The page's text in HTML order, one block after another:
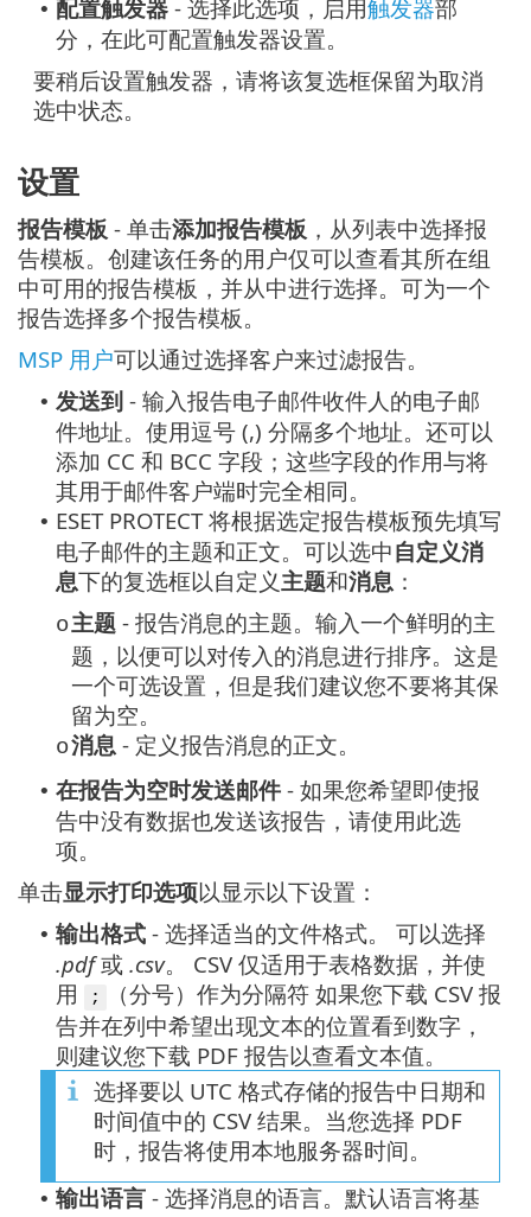
• 配置触发器 - 选择此选项，启用触发器部
分，在此可配置触发器设置。
要稍后设置触发器，请将该复选框保留为取消
选中状态。
设置
报告模板 - 单击添加报告模板 ，从列表中选择报
告模板。创建该任务的用户仅可以查看其所在组
中可用的报告模板，并从中进行选择。可为一个
报告选择多个报告模板。
MSP 用户可以通过选择客户来过滤报告。
• 发送到 - 输入报告电子邮件收件人的电子邮
件地址。使用逗号 (,) 分隔多个地址。还可以
添加 CC 和 BCC 字段；这些字段的作用与将
其用于邮件客户端时完全相同。
• ESET PROTECT 将根据选定报告模板预先填写
电子邮件的主题和正文。可以选中自定义消
息下的复选框以自定义主题和消息 ：
o主题 - 报告消息的主题。输入一个鲜明的主
题，以便可以对传入的消息进行排序。这是
一个可选设置，但是我们建议您不要将其保
留为空。
o消息 - 定义报告消息的正文。
• 在报告为空时发送邮件 - 如果您希望即使报
告中没有数据也发送该报告，请使用此选
项。
单击显示打印选项以显示以下设置：
• 输出格式 - 选择适当的文件格式。 可以选择
.pdf或 .csv。 CSV 仅适用于表格数据，并使
用
;
（分号）作为分隔符 如果您下载 CSV 报
告并在列中希望出现文本的位置看到数字，
则建议您下载 PDF 报告以查看文本值。
选择要以 UTC 格式存储的报告中日期和
时间值中的 CSV 结果。当您选择 PDF
时，报告将使用本地服务器时间。
• 输出语言 - 选择消息的语言。默认语言将基